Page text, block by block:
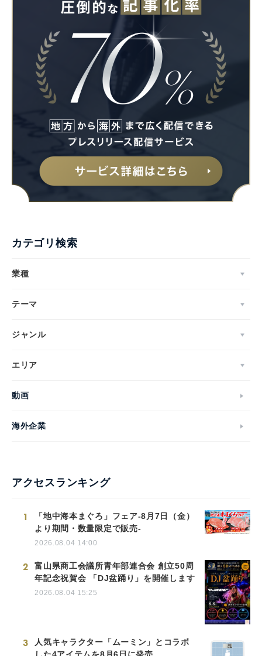
カテゴリ検索
業種
テーマ
ジャンル
エリア
動画
海外企業
アクセスランキング
1
「地中海本まぐろ」フェア-8月7日（金）
より期間・数量限定で販売-
2026.08.04 14:00
2
富山県商工会議所青年部連合会 創立50周
年記念祝賀会 「DJ盆踊り」を開催します
2026.08.04 15:25
3
人気キャラクター「ムーミン」とコラボ